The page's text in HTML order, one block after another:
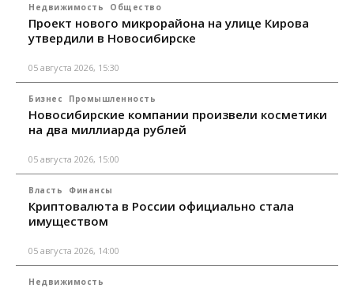
Недвижимость Общество
Проект нового микрорайона на улице Кирова
утвердили в Новосибирске
05 августа 2026, 15:30
Бизнес Промышленность
Новосибирские компании произвели косметики
на два миллиарда рублей
05 августа 2026, 15:00
Власть Финансы
Криптовалюта в России официально стала
имуществом
05 августа 2026, 14:00
Недвижимость